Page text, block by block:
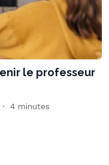
le professeur
4 minutes